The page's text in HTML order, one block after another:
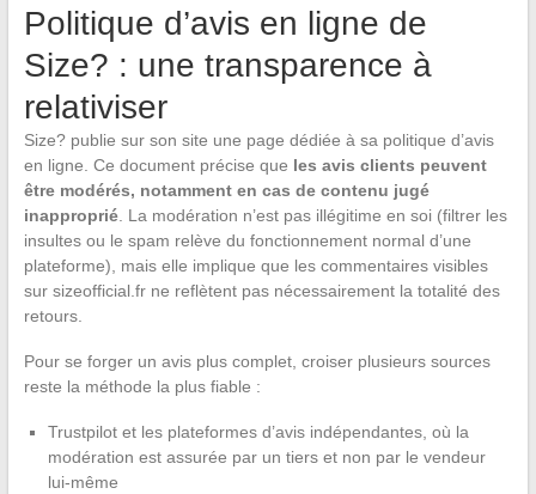
Politique d’avis en ligne de
Size? : une transparence à
relativiser
Size? publie sur son site une page dédiée à sa politique d’avis
en ligne. Ce document précise que les avis clients peuvent
être modérés, notamment en cas de contenu jugé
inapproprié. La modération n’est pas illégitime en soi (filtrer les
insultes ou le spam relève du fonctionnement normal d’une
plateforme), mais elle implique que les commentaires visibles
sur sizeofficial.fr ne reflètent pas nécessairement la totalité des
retours.
Pour se forger un avis plus complet, croiser plusieurs sources
reste la méthode la plus fiable :
Trustpilot et les plateformes d’avis indépendantes, où la
modération est assurée par un tiers et non par le vendeur
lui-même